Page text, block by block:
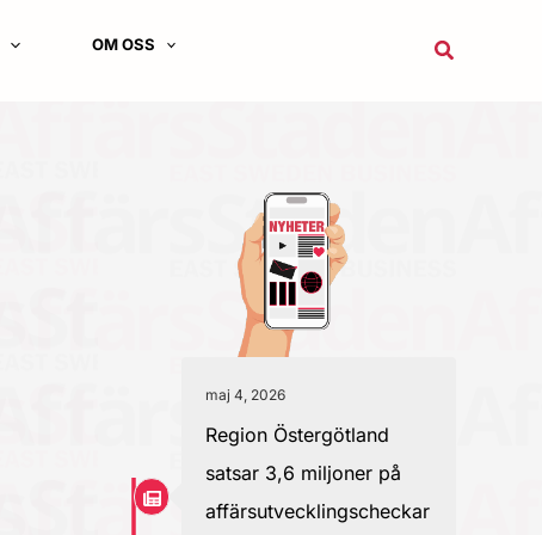
OM OSS Sök
maj 4, 2026
Region Östergötland
satsar 3,6 miljoner på
affärsutvecklingscheckar